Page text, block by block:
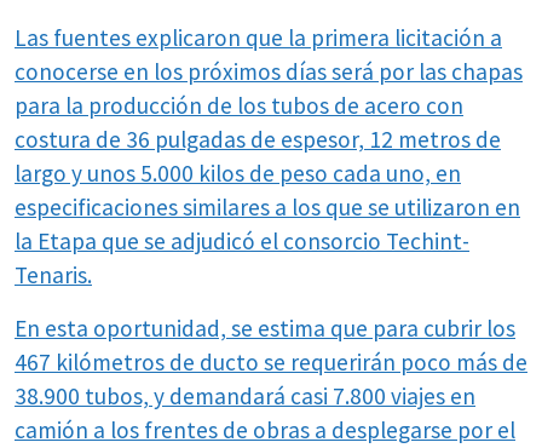
Las fuentes explicaron que la primera licitación a
conocerse en los próximos días será por las chapas
para la producción de los tubos de acero con
costura de 36 pulgadas de espesor, 12 metros de
largo y unos 5.000 kilos de peso cada uno, en
especificaciones similares a los que se utilizaron en
la Etapa que se adjudicó el consorcio Techint-
Tenaris.
En esta oportunidad, se estima que para cubrir los
467 kilómetros de ducto se requerirán poco más de
38.900 tubos, y demandará casi 7.800 viajes en
camión a los frentes de obras a desplegarse por el